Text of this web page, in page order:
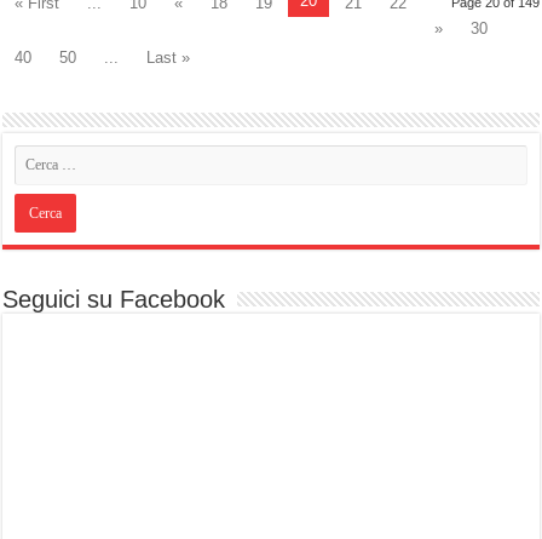
»
30
40
50 Last »
Seguici su Facebook